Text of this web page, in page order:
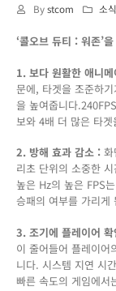
Bystcom 소식
‘콜오브 듀티 : 워존’
1. 보다 원활한 애니
문에, 타겟을 조준하
을 높여줍니다
보와 4배 더 많은 타
2. 방해 효과 감소 :
리초 단위의 소중한
높은 Hz의 높은 FPS
승패의 여부를 가리게
3. 조기에 플레이어
이 줄어들어 플레이어
니다. 시스템 지연 시
빠른 속도의 게임에서